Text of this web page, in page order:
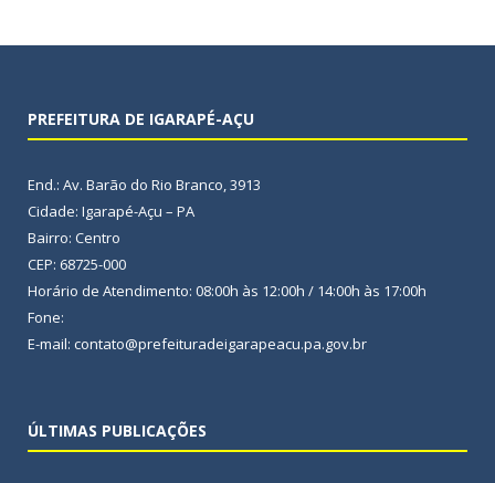
PREFEITURA DE IGARAPÉ-AÇU
End.: Av. Barão do Rio Branco, 3913
Cidade: Igarapé-Açu – PA
Bairro: Centro
CEP: 68725-000
Horário de Atendimento: 08:00h às 12:00h / 14:00h às 17:00h
Fone:
E-mail: contato@prefeituradeigarapeacu.pa.gov.br
ÚLTIMAS PUBLICAÇÕES